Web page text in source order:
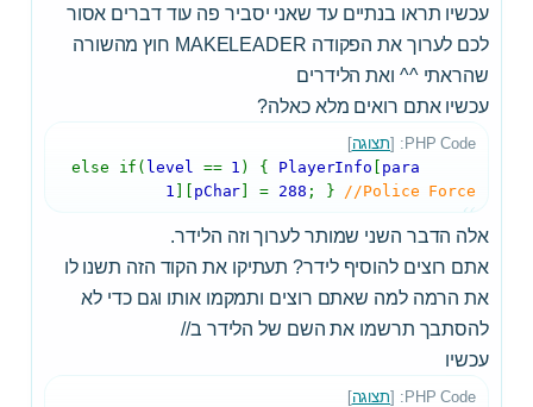
עכשיו תראו בנתיים עד שאני יסביר פה עוד דברים אסור
לכם לערוך את הפקודה MAKELEADER חוץ מהשורה
שהראתי ^^ ואת הלידרים
עכשיו אתם רואים מלא כאלה?
PHP Code: [ תצוגה
else if( level == 1 ) { PlayerInfo
para
1
pChar ] = 288 ; } //Police Force
אלה הדבר השני שמותר לערוך וזה הלידר.
אתם רוצים להוסיף לידר? תעתיקו את הקוד הזה תשנו לו
את הרמה למה שאתם רוצים ותמקמו אותו וגם כדי לא
להסתבך תרשמו את השם של הלידר ב//
עכשיו
PHP Code: [ תצוגה